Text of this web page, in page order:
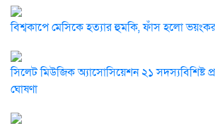
বিশ্বকাপে মেসিকে হত্যার হুমকি, ফাঁস হলো
সিলেট মিউজিক অ্যাসোসিয়েশন ২১ সদস্যবিশিষ্ট
ঘোষণা